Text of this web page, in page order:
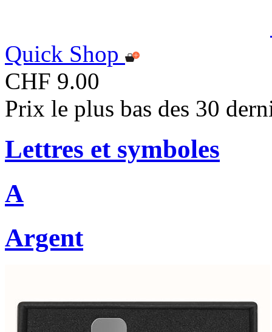
Quick Shop
CHF 9.00
Prix le plus bas des 30
Lettres et symboles
A
Argent